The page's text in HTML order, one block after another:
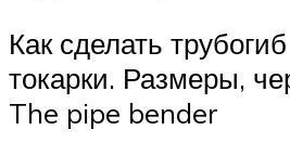
Как сделать
токарки. Размеры,
The pipe bender